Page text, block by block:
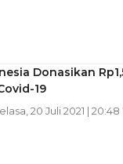
Donasikan
19
20 Juli 2021 | 20:48